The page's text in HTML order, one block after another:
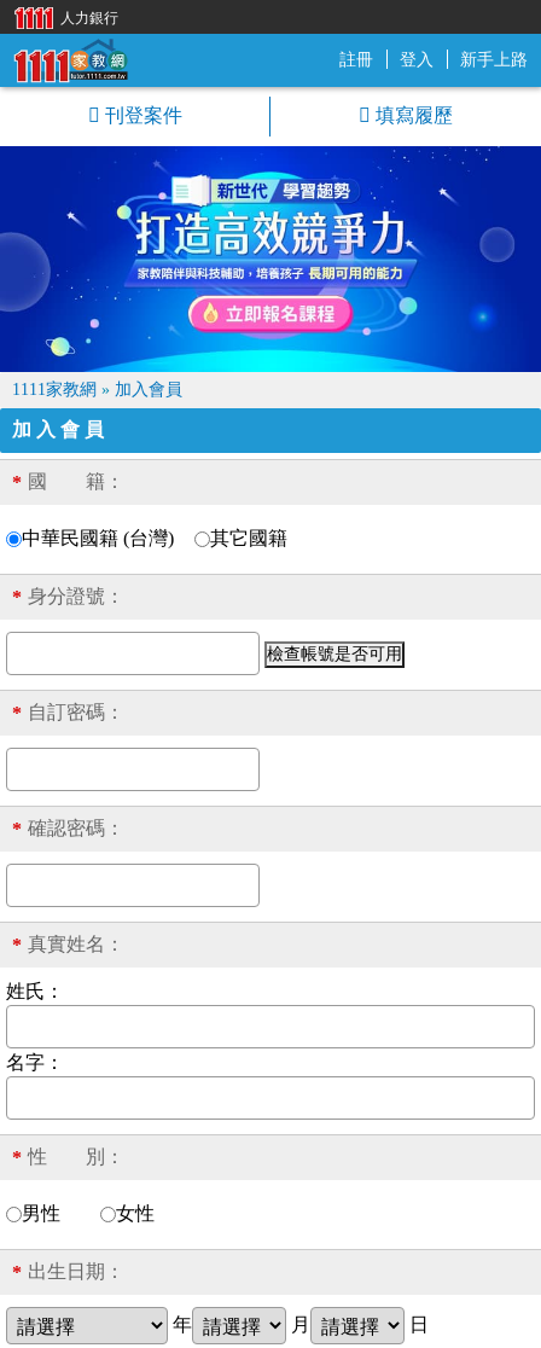
註冊 登入 新手上路
刊登案件 填寫履歷
1111家教網 » 加入會員
加入會員
* 國 籍：
中華民國籍 (台灣) 其它國籍
* 身分證號 ：
* 自訂密碼：
* 確認密碼：
* 真實姓名：
姓氏：
名字：
* 性 別：
男性 女性
* 出生日期：
年 月 日
人力銀行